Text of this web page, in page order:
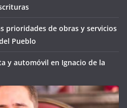
prioridades de obras y servicios
Pueblo
y automóvil en Ignacio de la